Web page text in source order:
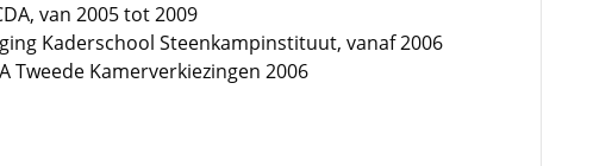
van 2005 tot 2009
Kaderschool Steenkampinstituut, vanaf 2006
Tweede Kamerverkiezingen 2006